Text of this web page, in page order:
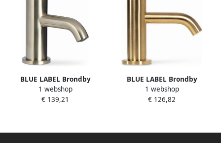
BLUE LABEL Brondby
fonteinkraan XL geborsteld
nikkel FK-0320XL-BN
1 webshop
€ 139,21
BLUE LABEL Brondby
fonteinkraan geborsteld
goud FK-0320-BB
1 webshop
€ 126,82